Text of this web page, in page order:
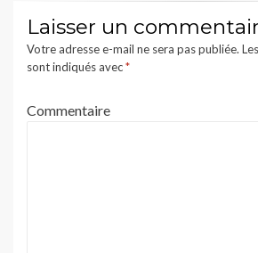
Laisser un
Votre adresse e-mail ne sera pas publiée.
sont indiqués avec*
Commentaire